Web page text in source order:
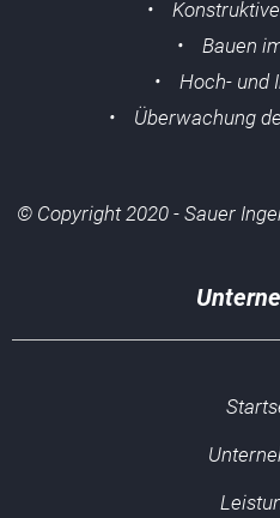
•
• Bauen
• Hoch- und
• Überwachung
© Copyright 2020 - Sauer